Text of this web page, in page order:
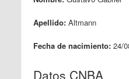
Apellido: Altmann
Fecha de nacimiento: 24/
Datos CNBA